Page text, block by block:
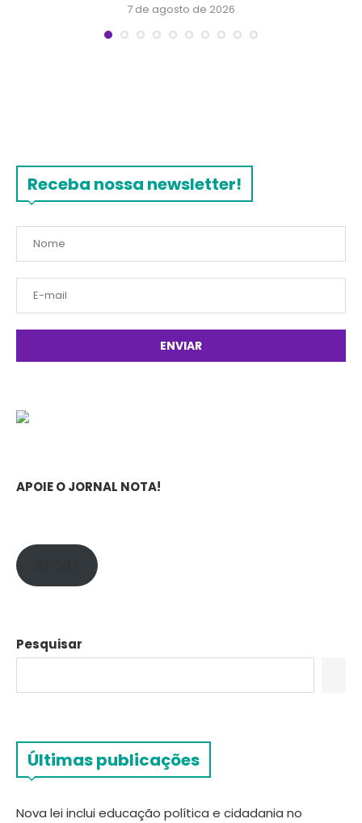
7 de agosto de 2026
Receba nossa newsletter!
APOIE O JORNAL NOTA!
Pesquisar
Últimas publicações
Nova lei inclui educação política e cidadania no